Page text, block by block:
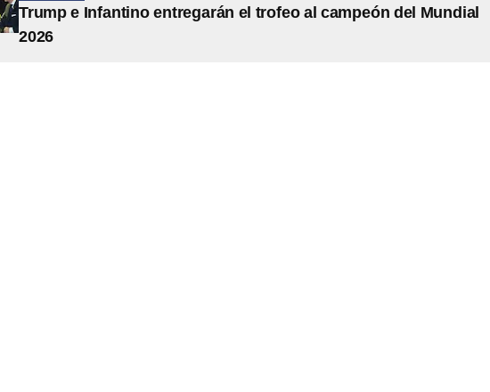
Trump e Infantino entregarán el trofeo al campeón del Mundial
2026